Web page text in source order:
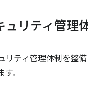
ュリティ管理
リティ管理体制を整
。